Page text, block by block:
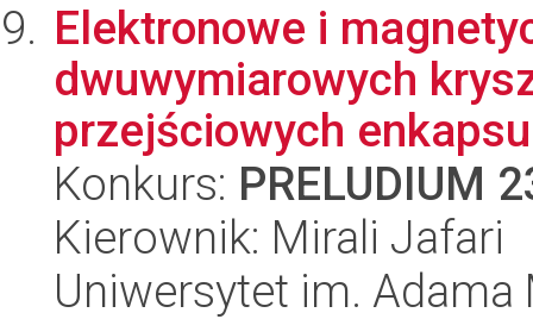
Elektronowe i
dwuwymiarowych
przejściowych
Konkurs: PRELUDIUM
Kierownik: Mirali Jafari
Uniwersytet im.